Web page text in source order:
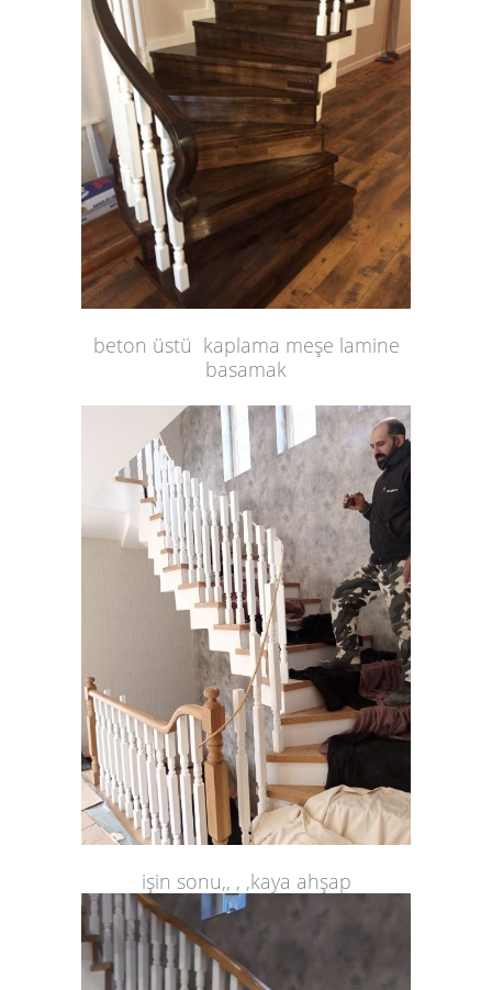
beton üstü kaplama meşe lamine
basamak
işin sonu,, , ,kaya ahşap